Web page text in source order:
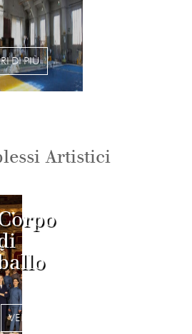
DI PIÙ
Artistici
VEDI